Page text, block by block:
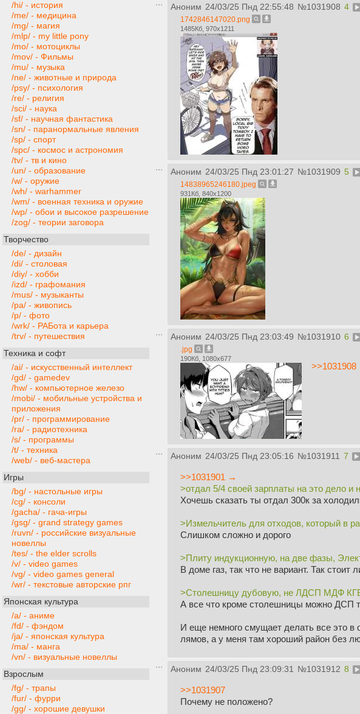
/hi/ - история
/me/ - медицина
/mg/ - магия
/mlp/ - my little pony
/mo/ - мотоциклы
/mov/ - Фильмы
/mu/ - музыка
/ne/ - животные и природа
/psy/ - психология
/re/ - религия
/sci/ - наука
/sf/ - научная фантастика
/sn/ - паранормальные явления
/sp/ - спорт
/spc/ - космос и астрономия
/tv/ - тв и кино
/un/ - образование
/w/ - оружие
/wh/ - warhammer
/wm/ - военная техника и оружие
/wp/ - обои и высокое разрешение
/zog/ - теории заговора
Творчество
/de/ - дизайн
/di/ - столовая
/diy/ - хобби
/izd/ - графомания
/mus/ - музыканты
/pa/ - живопись
/p/ - фото
/wrk/ - РАБота и карьера
/trv/ - путешествия
Техника и софт
/ai/ - искусственный интеллект
/gd/ - gamedev
/hw/ - компьютерное железо
/mobi/ - мобильные устройства и
приложения
/pr/ - программирование
/ra/ - радиотехника
/s/ - программы
/t/ - техника
/web/ - веб-мастера
Игры
/bg/ - настольные игры
/cg/ - консоли
/gacha/ - гача-игры
/gsg/ - grand strategy games
/ruvn/ - российские визуальные
новеллы
/tes/ - the elder scrolls
/v/ - video games
/vg/ - video games general
/wr/ - текстовые авторские рпг
Японская культура
/a/ - аниме
/fd/ - фэндом
/ja/ - японская культура
/ma/ - манга
/vn/ - визуальные новеллы
Взрослым
/fg/ - трапы
/fur/ - фурри
/gg/ - хорошие девушки
Аноним 24/03/25 Пнд 22:55:48 №1031908 4
1742846147020.png
1485Кб, 970x1211
Аноним 24/03/25 Пнд 23:01:27 №1031909 5
14838965246180.jpeg
931Кб, 840x1200
Аноним 24/03/25 Пнд 23:03:49 №1031910 6
.jpg
190Кб, 1080x677
>>1031908
Аноним 24/03/25 Пнд 23:05:16 №1031911 7
>>1031901 →
>отдал 5/4 своей зарплаты на это дело и
Хочешь сказать ты отдал 300к за
>Измельчитель для отходов, который в
Слишком сложно и дорого
>Плиту индукционную, на две фазы,
В доме газ, так что не вариант. Так
>Столешницу дубовую, не ЛДСП МДФ
А все что кроме столешницы можно ДСП
И еще немного смущает делать все это в
лямов, а у меня там хороший район без
Аноним 24/03/25 Пнд 23:09:31 №1031912 8
>>1031907
Почему не положено?